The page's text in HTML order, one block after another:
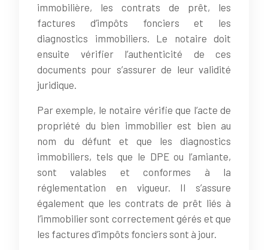
immobilière, les contrats de prêt, les
factures d’impôts fonciers et les
diagnostics immobiliers. Le notaire doit
ensuite vérifier l’authenticité de ces
documents pour s’assurer de leur validité
juridique.
Par exemple, le notaire vérifie que l’acte de
propriété du bien immobilier est bien au
nom du défunt et que les diagnostics
immobiliers, tels que le DPE ou l’amiante,
sont valables et conformes à la
réglementation en vigueur. Il s’assure
également que les contrats de prêt liés à
l’immobilier sont correctement gérés et que
les factures d’impôts fonciers sont à jour.